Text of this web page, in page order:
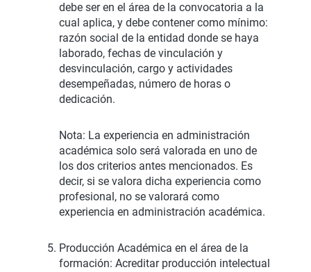
debe ser en el área de la convocatoria a la
cual aplica, y debe contener como mínimo:
razón social de la entidad donde se haya
laborado, fechas de vinculación y
desvinculación, cargo y actividades
desempeñadas, número de horas o
dedicación.
Nota: La experiencia en administración
académica solo será valorada en uno de
los dos criterios antes mencionados. Es
decir, si se valora dicha experiencia como
profesional, no se valorará como
experiencia en administración académica.
Producción Académica en el área de la
formación: Acreditar producción intelectual